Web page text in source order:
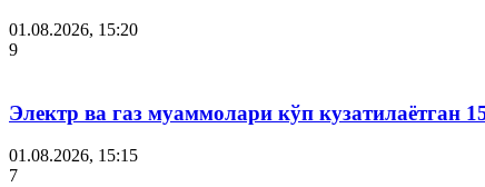
01.08.2026, 15:20
9
Электр ва газ муаммолари кўп кузатилаётган
01.08.2026, 15:15
7